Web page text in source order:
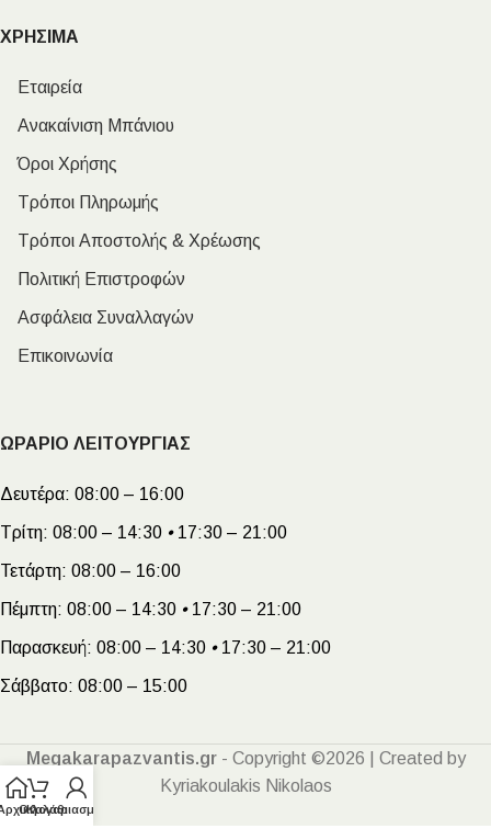
ΧΡΗΣΙΜΑ
Εταιρεία
Ανακαίνιση Μπάνιου
Όροι Χρήσης
Τρόποι Πληρωμής
Τρόποι Αποστολής & Χρέωσης
Πολιτική Επιστροφών
Ασφάλεια Συναλλαγών
Επικοινωνία
ΩΡΑΡΙΟ ΛΕΙΤΟΥΡΓΙΑΣ
Δευτέρα: 08:00 – 16:00
Τρίτη: 08:00 – 14:30 •17:30 – 21:00
Τετάρτη: 08:00 – 16:00
Πέμπτη: 08:00 – 14:30 •17:30 – 21:00
Παρασκευή: 08:00 – 14:30 •17:30 – 21:00
Σάββατο: 08:00 – 15:00
Megakarapazvantis.gr- Copyright ©2026 | Created by
Kyriakoulakis Nikolaos
Καλάθι
Ο λογαριασμός μου